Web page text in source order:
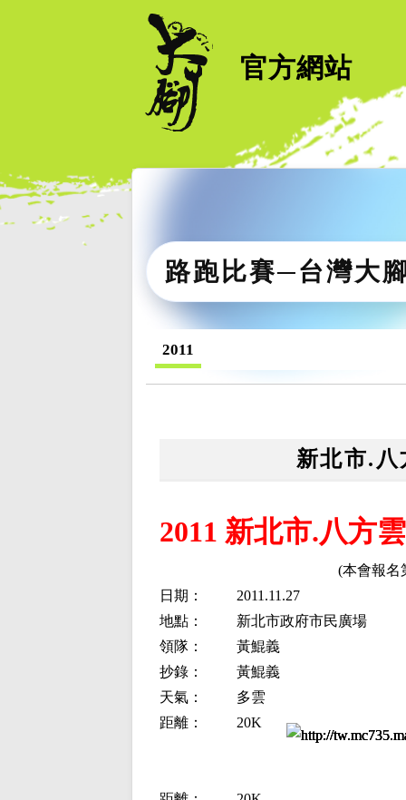
官方網站
路跑比賽─台灣大
2011
新北市.
2011 新北市.八方
(本會報名
日期：
2011.11.27
地點：
新北市政府市民廣場
領隊：
黃鯤義
抄錄：
黃鯤義
天氣：
多雲
距離：
20K